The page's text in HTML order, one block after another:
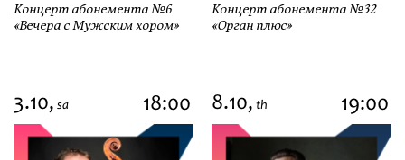
Концерт абонемента №6
«Вечера с Мужским хором»
Концерт абонемента №32
«Орган плюс»
3.10, sa 18:00 8.10, th 19:00